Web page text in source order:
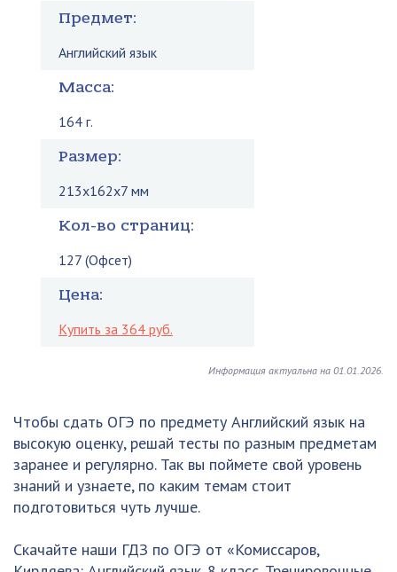
Предмет:
Английский язык
Масса:
164 г.
Размер:
213x162x7 мм
Кол-во страниц:
127 (Офсет)
Цена:
Купить за 364 руб.
Информация актуальна на 01.01.2026.
Чтобы сдать ОГЭ по предмету Английский язык на
высокую оценку, решай тесты по разным предметам
заранее и регулярно. Так вы поймете свой уровень
знаний и узнаете, по каким темам стоит
подготовиться чуть лучше.
Скачайте наши ГДЗ по ОГЭ от «Комиссаров,